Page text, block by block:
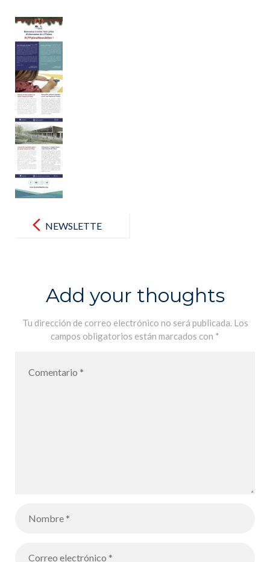
navigationNEWSLETTE
Add your thoughts
Tu dirección de correo electrónico no será publicada. Los
campos obligatorios están marcados con *